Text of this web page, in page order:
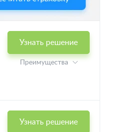
Узнать решение
Преимущества
Узнать решение